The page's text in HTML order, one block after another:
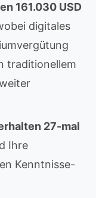
161.030 USD
digitales
traditionellem
27-mal
Ihre
Kenntnisse-